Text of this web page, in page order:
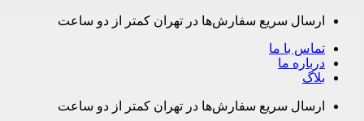
Skip
content
ارسال سریع سفارش‌ها در تهران کمتر از دو ساعت
تماس با ما
درباره ما
بلاگ
ارسال سریع سفارش‌ها در تهران کمتر از دو ساعت